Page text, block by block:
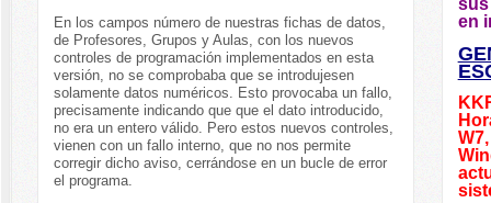
En los campos número de nuestras fichas de datos,
de Profesores, Grupos y Aulas, con los nuevos
controles de programación implementados en esta
versión, no se comprobaba que se introdujesen
solamente datos numéricos. Esto provocaba un fallo,
precisamente indicando que que el dato introducido,
no era un entero válido. Pero estos nuevos controles,
vienen con un fallo interno, que no nos permite
corregir dicho aviso, cerrándose en un bucle de error
el programa.
en